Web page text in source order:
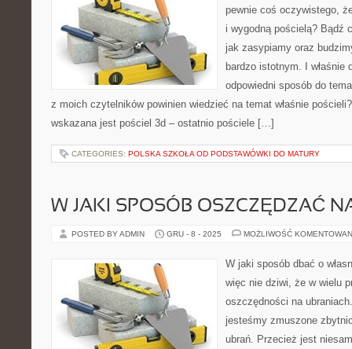
pewnie coś oczywistego,
i wygodną pościelą? Bądź
jak zasypiamy oraz
bardzo istotnym. I właśnie
odpowiedni sposób do
z moich czytelników powinien wiedzieć na temat właśnie
wskazana jest pościel 3d – ostatnio pościele […]
CATEGORIES: POLSKA SZKOŁA OD PODSTAWÓWKI DO MATURY
W JAKI SPOSÓB OSZCZĘDZAĆ
POSTED BY ADMIN GRU - 8 - 2025 MOŻLIWOŚĆ
W jaki sposób dbać o
więc nie dziwi, że w wielu
oszczędności na
jesteśmy zmuszone
ubrań. Przecież jest